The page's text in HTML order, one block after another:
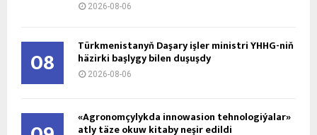
2026-08-06
08 Türkmenistanyň Daşary işler ministri ÝHHG-niň
häzirki başlygy bilen duşuşdy
2026-08-06
«Agronomçylykda innowasion tehnologiýalar»
atly täze okuw kitaby neşir edildi